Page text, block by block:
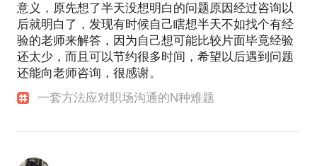
意义，原先想了半天没想明白的问题原因经过咨询以
后就明白了，发现有时候自己瞎想半天不如找个有经
验的老师来解答，因为自己想可能比较片面毕竟经验
还太少，而且可以节约很多时间，希望以后遇到问题
还能向老师咨询，很感谢。
一套方法应对职场沟通的N种难题